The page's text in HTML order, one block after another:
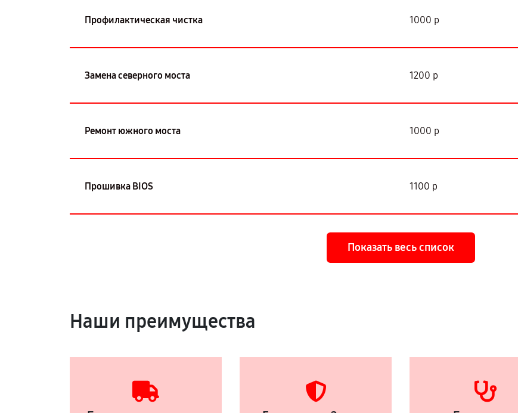
Профилактическая чистка 1000 р
Замена северного моста 1200 р
Ремонт южного моста 1000 р
Прошивка BIOS 1100 р
Показать весь список
Наши преимущества